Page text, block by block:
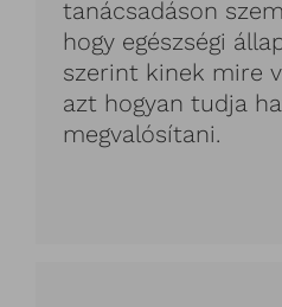
tanácsadáson
hogy egészségi
szerint kinek mire
azt hogyan tudja
megvalósítani.